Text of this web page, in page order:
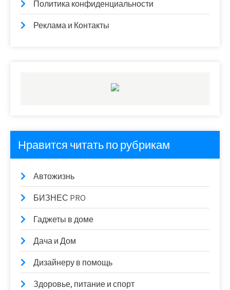
Политика конфиденциальности
Реклама и Контакты
Нравится читать по рубрикам
Автожизнь
БИЗНЕС PRO
Гаджеты в доме
Дача и Дом
Дизайнеру в помощь
Здоровье, питание и спорт